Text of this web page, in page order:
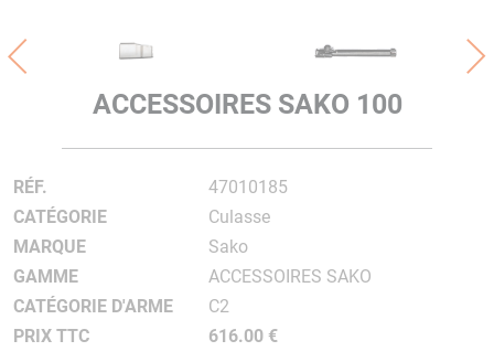
ACCESSOIRES SAKO 100
RÉF.
47010185
CATÉGORIE
Culasse
MARQUE
Sako
GAMME
ACCESSOIRES SAKO
CATÉGORIE D'ARME
C2
PRIX TTC
616.00 €